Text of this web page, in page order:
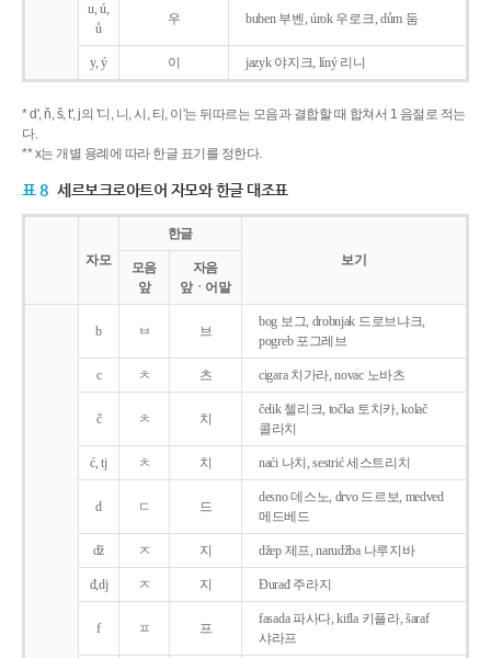
u, ú,
ů
우 buben 부벤, úrok 우로크, dům 둠
y, ý 이 jazyk야지크, líný 리니
* d', ň, š, t', j의 '디, 니, 시, 티, 이'는 뒤따르는 모음과 결합할 때 합쳐서 1 음절로 적는
다.
** x는 개별 용례에 따라 한글 표기를 정한다.
표 8 세르보크로아트어 자모와 한글 대조표
자모
한글
보기
모음
앞
자음
앞ㆍ어말
b ㅂ 브
bog 보그, drobnjak 드로브냐크,
pogreb 포그레브
c ㅊ 츠 cigara 치가라, novac 노바츠
č ㅊ 치
čelik 첼리크, točka 토치카, kolač
콜라치
ć, tj ㅊ 치 naći 나치, sestrić 세스트리치
d ㄷ 드
desno 데스노, drvo 드르보, medved
메드베드
dž ㅈ 지 džep 제프, narudžba 나루지바
đ,dj ㅈ 지 Ðurađ 주라지
f ㅍ 프
fasada 파사다, kifla 키플라, šaraf
샤라프